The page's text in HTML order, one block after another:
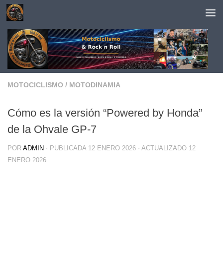
Saltar al contenido
MOTOCICLISMO / MOTODINAMIA
Cómo es la versión “Powered by Honda”
de la Ohvale GP-7
POR ADMIN · PUBLICADA 12 ENERO 2026 · ACTUALIZADO 12
ENERO 2026